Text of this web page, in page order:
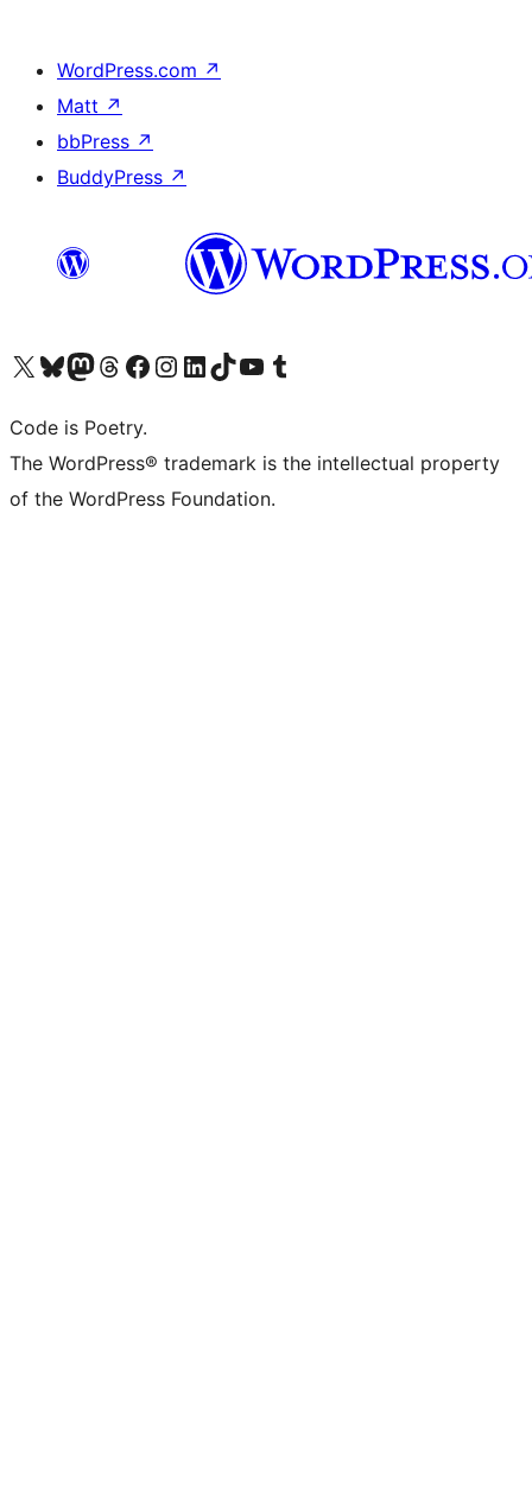
WordPress.com ↗
Matt ↗
bbPress ↗
BuddyPress ↗
ຢ້ຽມຊົມບັນຊີ X (ຊື່ເກົ່າ Twitter) ຂອງພວກເຮົາຢ້ຽມຊົມບັນຊີ Bluesky ຂອງພວກເຮົາຢ້ຽມຊົມບັນຊີ Mastodon ຂອງພວກເຮົາຢ້ຽມຊົມບັນຊີ Threads ຂອງພວກເຮົາຢ້ຽມຊົມໜ້າ Facebook ຂອງພວກເຮົາຢ້ຽມຊົມບັນຊີ Instagram ຂອງພວກເຮົາຢ້ຽມຊົມບັນຊີ LinkedIn ຂອງພວກເຮົາຢ້ຽມຊົມບັນຊີ TikTok ຂອງພວກເຮົາຢ້ຽມຊົມຊ່ອງ YouTube ຂອງພວກເຮົາຢ້ຽມຊົມບັນຊີ Tumblr ຂອງພວກເຮົາ
Code is Poetry.
The WordPress® trademark is the intellectual property
of the WordPress Foundation.